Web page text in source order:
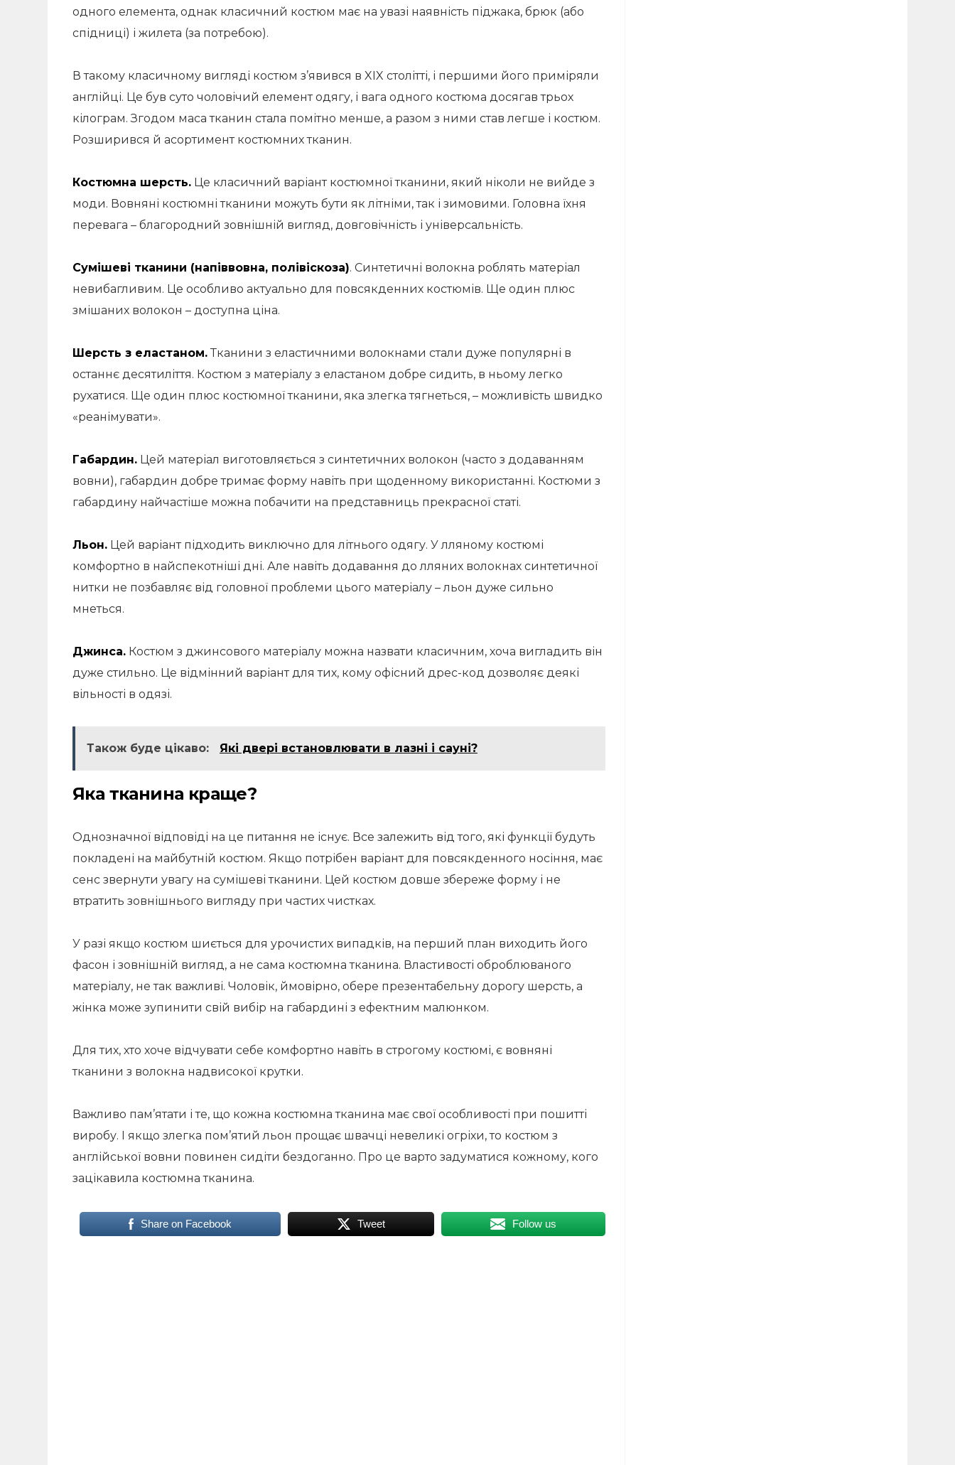
одного елемента, однак класичний костюм має на увазі наявність піджака, брюк (або
спідниці) і жилета (за потребою).
В такому класичному вигляді костюм з’явився в XIX столітті, і першими його приміряли
англійці. Це був суто чоловічий елемент одягу, і вага одного костюма досягав трьох
кілограм. Згодом маса тканин стала помітно менше, а разом з ними став легше і костюм.
Розширився й асортимент костюмних тканин.
Костюмна шерсть. Це класичний варіант костюмної тканини, який ніколи не вийде з
моди. Вовняні костюмні тканини можуть бути як літніми, так і зимовими. Головна їхня
перевага – благородний зовнішній вигляд, довговічність і універсальність.
Сумішеві тканини (напіввовна, полівіскоза). Синтетичні волокна роблять матеріал
невибагливим. Це особливо актуально для повсякденних костюмів. Ще один плюс
змішаних волокон – доступна ціна.
Шерсть з еластаном. Тканини з еластичними волокнами стали дуже популярні в
останнє десятиліття. Костюм з матеріалу з еластаном добре сидить, в ньому легко
рухатися. Ще один плюс костюмної тканини, яка злегка тягнеться, – можливість швидко
«реанімувати».
Габардин. Цей матеріал виготовляється з синтетичних волокон (часто з додаванням
вовни), габардин добре тримає форму навіть при щоденному використанні. Костюми з
габардину найчастіше можна побачити на представниць прекрасної статі.
Льон. Цей варіант підходить виключно для літнього одягу. У лляному костюмі
комфортно в найспекотніші дні. Але навіть додавання до лляних волокнах синтетичної
нитки не позбавляє від головної проблеми цього матеріалу – льон дуже сильно
мнеться.
Джинса. Костюм з джинсового матеріалу можна назвати класичним, хоча вигладить він
дуже стильно. Це відмінний варіант для тих, кому офісний дрес-код дозволяє деякі
вільності в одязі.
Також буде цікаво: Які двері встановлювати в лазні і сауні?
Яка тканина краще?
Однозначної відповіді на це питання не існує. Все залежить від того, які функції будуть
покладені на майбутній костюм. Якщо потрібен варіант для повсякденного носіння, має
сенс звернути увагу на сумішеві тканини. Цей костюм довше збереже форму і не
втратить зовнішнього вигляду при частих чистках.
У разі якщо костюм шиється для урочистих випадків, на перший план виходить його
фасон і зовнішній вигляд, а не сама костюмна тканина. Властивості оброблюваного
матеріалу, не так важливі. Чоловік, ймовірно, обере презентабельну дорогу шерсть, а
жінка може зупинити свій вибір на габардині з ефектним малюнком.
Для тих, хто хоче відчувати себе комфортно навіть в строгому костюмі, є вовняні
тканини з волокна надвисокої крутки.
Важливо пам’ятати і те, що кожна костюмна тканина має свої особливості при пошитті
виробу. І якщо злегка пом’ятий льон прощає швачці невеликі огріхи, то костюм з
англійської вовни повинен сидіти бездоганно. Про це варто задуматися кожному, кого
зацікавила костюмна тканина.
Share on Facebook Tweet Follow us